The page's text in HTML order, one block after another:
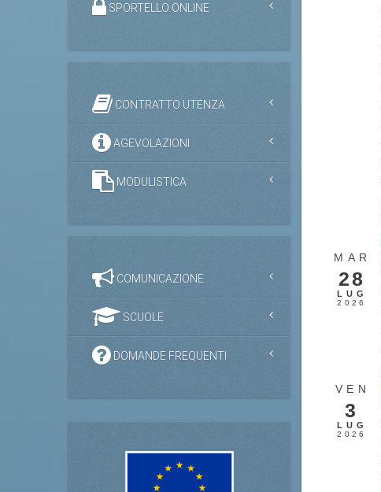
MAR
28
LUG
2026
VEN
3
LUG
2026
SPORTELLO ONLINE
CONTRATTO UTENZA
AGEVOLAZIONI
MODULISTICA
COMUNICAZIONE
SCUOLE
DOMANDE FREQUENTI